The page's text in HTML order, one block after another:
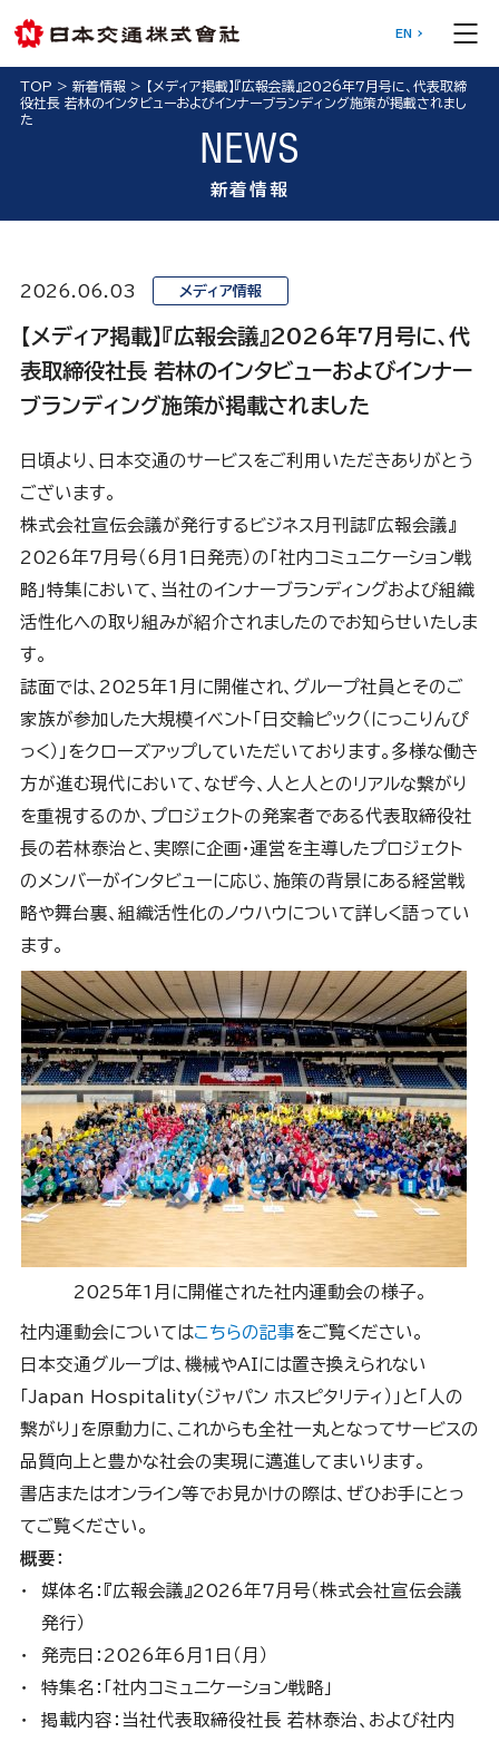
EN
TOP > 新着情報>
【メディア掲載】『広報会議』2026年7月号に、代表取締
役社長 若林のインタビューおよびインナーブランディング施策が掲載されまし
た
NEWS
新着情報
2026.06.03 メディア情報
【メディア掲載】『広報会議』2026年7月号に、代
表取締役社長 若林のインタビューおよびインナー
ブランディング施策が掲載されました
日頃より、日本交通のサービスをご利用いただきありがとう
ございます。
株式会社宣伝会議が発行するビジネス月刊誌『広報会議』
2026年7月号（6月1日発売）の「社内コミュニケーション戦
略」特集において、当社のインナーブランディングおよび組織
活性化への取り組みが紹介されましたのでお知らせいたしま
す。
誌面では、2025年1月に開催され、グループ社員とそのご
家族が参加した大規模イベント「日交輪ピック（にっこりんぴ
っく）」をクローズアップしていただいております。多様な働き
方が進む現代において、なぜ今、人と人とのリアルな繋がり
を重視するのか、プロジェクトの発案者である代表取締役社
長の若林泰治と、実際に企画・運営を主導したプロジェクト
のメンバーがインタビューに応じ、施策の背景にある経営戦
略や舞台裏、組織活性化のノウハウについて詳しく語ってい
ます。
2025年1月に開催された社内運動会の様子。
社内運動会についてはこちらの記事をご覧ください。
日本交通グループは、機械やAIには置き換えられない
「Japan Hospitality（ジャパン ホスピタリティ）」と「人の
繋がり」を原動力に、これからも全社一丸となってサービスの
品質向上と豊かな社会の実現に邁進してまいります。
書店またはオンライン等でお見かけの際は、ぜひお手にとっ
てご覧ください。
概要：
媒体名：『広報会議』2026年7月号（株式会社宣伝会議
発行）
発売日：2026年6月1日（月）
特集名：「社内コミュニケーション戦略」
掲載内容：当社代表取締役社長 若林泰治、および社内